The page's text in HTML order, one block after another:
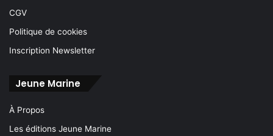
CGV
Politique de cookies
Inscription Newsletter
Jeune Marine
À Propos
Les éditions Jeune Marine